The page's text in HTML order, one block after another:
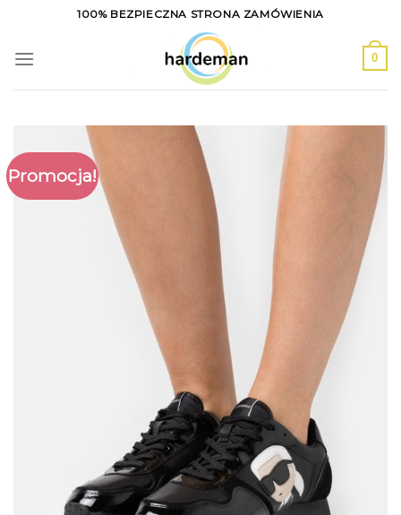
content
100% BEZPIECZNA STRONA ZAMÓWIENIA
0
Promocja!